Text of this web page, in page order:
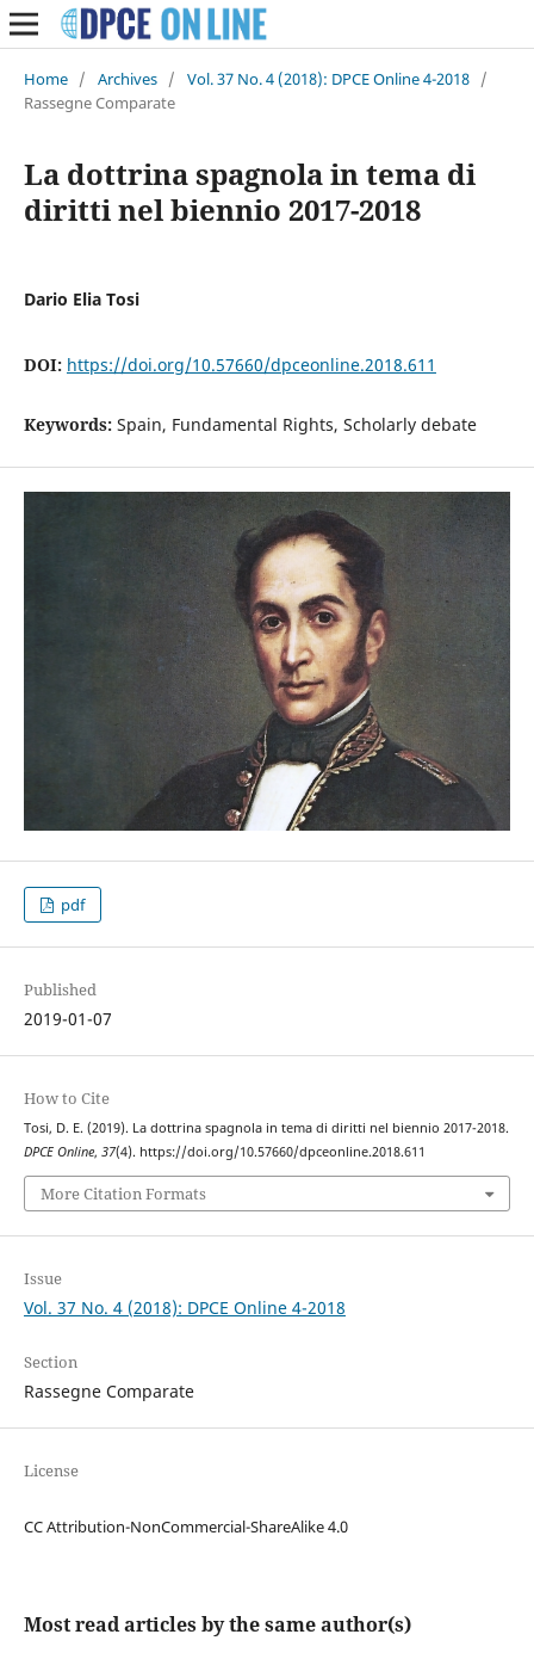
Home / Archives / Vol. 37 No. 4 (2018): DPCE Online 4-2018 /
Rassegne Comparate
La dottrina spagnola in tema di
diritti nel biennio 2017-2018
Dario Elia Tosi
DOI: https://doi.org/10.57660/dpceonline.2018.611
Keywords: Spain, Fundamental Rights, Scholarly debate
pdf
Published
2019-01-07
How to Cite
Tosi, D. E. (2019). La dottrina spagnola in tema di diritti nel biennio 2017-2018.
DPCE Online, 37(4). https://doi.org/10.57660/dpceonline.2018.611
More Citation Formats
Issue
Vol. 37 No. 4 (2018): DPCE Online 4-2018
Section
Rassegne Comparate
License
CC Attribution-NonCommercial-ShareAlike 4.0
Most read articles by the same author(s)